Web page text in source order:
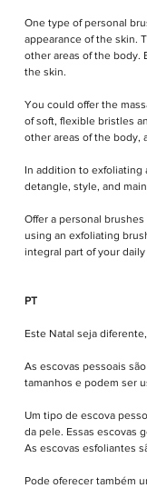
One type of personal
appearance of the skin.
other areas of the body.
the skin.
You could offer the
of soft, flexible bristles
other areas of the body,
In addition to exfoliating
detangle, style, and
Offer a personal
using an exfoliating
integral part of your
PT
Este Natal seja
As escovas pessoais
tamanhos e podem ser
Um tipo de escova
da pele. Essas escovas
As escovas esfoliantes
Pode oferecer também